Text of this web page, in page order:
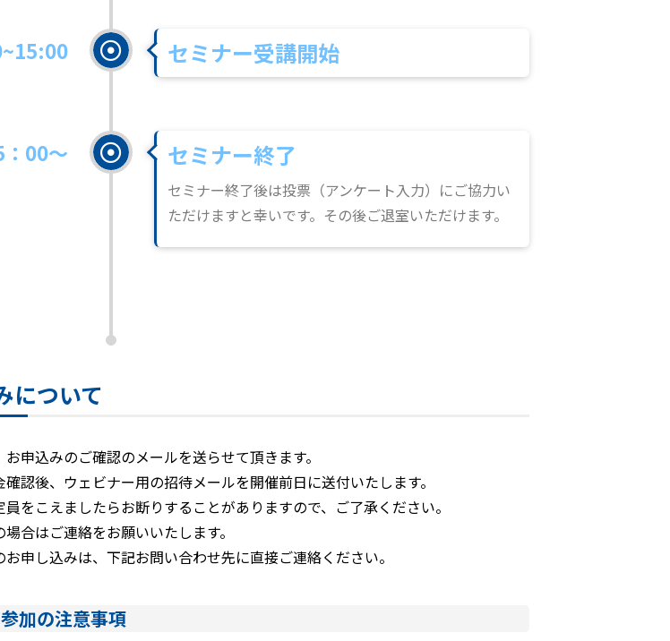
セミナー受講開始
：00～ セミナー終了
セミナー終了後は投票（アンケート入力）にご協力い
ただけますと幸いです。その後ご退室いただけます。
について
申込みのご確認のメールを送らせて頂きます。
認後、ウェビナー用の招待メールを開催前日に送付いたします。
をこえましたらお断りすることがありますので、ご了承ください。
合はご連絡をお願いいたします。
申し込みは、下記お問い合わせ先に直接ご連絡ください。
加の注意事項